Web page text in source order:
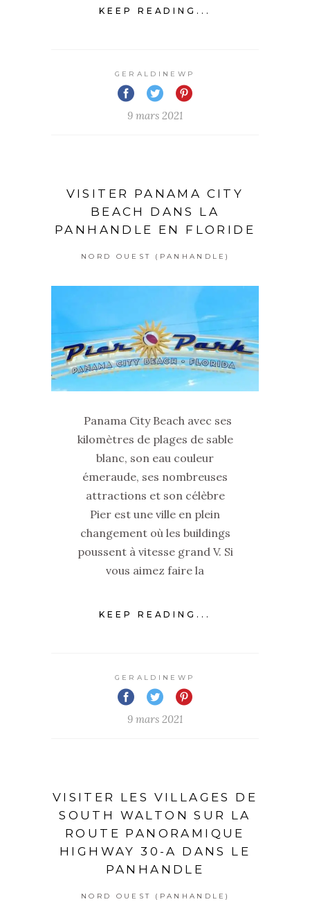
KEEP READING...
GERALDINEWP
9 mars 2021
VISITER PANAMA CITY
BEACH DANS LA
PANHANDLE EN FLORIDE
NORD OUEST (PANHANDLE)
Panama City Beach avec ses
kilomètres de plages de sable
blanc, son eau couleur
émeraude, ses nombreuses
attractions et son célèbre
Pier est une ville en plein
changement où les buildings
poussent à vitesse grand V. Si
vous aimez faire la
KEEP READING...
GERALDINEWP
9 mars 2021
VISITER LES VILLAGES DE
SOUTH WALTON SUR LA
ROUTE PANORAMIQUE
HIGHWAY 30-A DANS LE
PANHANDLE
NORD OUEST (PANHANDLE)